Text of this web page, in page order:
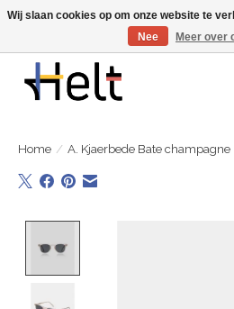
Ontdek de nieuwe collecties in store & online
Home / A. Kjaerbede Bate champagne
Wij slaan cookies op om onze website te
Nee
Meer over